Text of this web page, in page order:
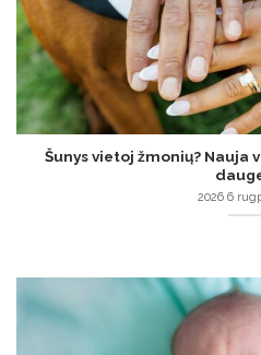
Šunys vietoj žmonių? Nauja
2026 6